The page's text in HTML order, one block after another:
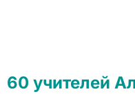
60 учителей